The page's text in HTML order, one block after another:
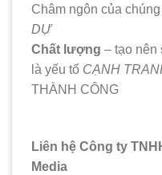
Châm ngôn của chúng
DỰ
Chất lượng – tạo nên
là yếu tố CẠNH
THÀNH CÔNG
Liên hệ Công ty
Media